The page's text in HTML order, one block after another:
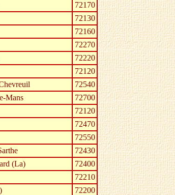
72170
72130
72160
72270
72220
72120
72540
Mans
72700
72120
72470
72550
72430
(La)
72400
72210
72200